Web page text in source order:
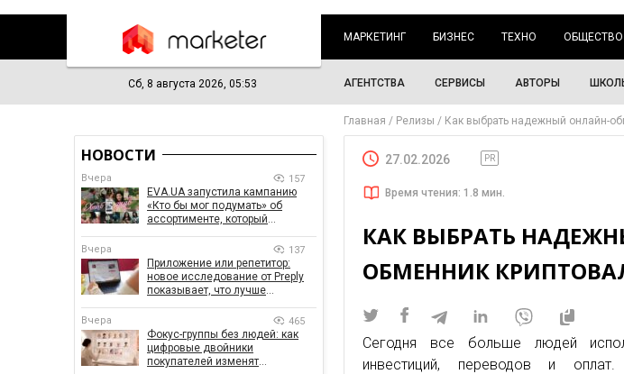
МАРКЕТИНГ БИЗНЕС ТЕХНО ОБЩЕСТВО
Сб, 8 августа 2026, 05:53 АГЕНТСТВА СЕРВИСЫ АВТОРЫ
Главная Релизы Как выбрать надежный онлайн-
27.02.2026 PR
Время чтения: 1.8 мин.
КАК ВЫБРАТЬ
ОБМЕННИК
Сегодня все больше людей
инвестиций, переводов и
НОВОСТИ
Вчера 157
EVA.UA запустила кампанию
«Кто бы мог подумать» об
ассортименте, который
Вчера 137
Приложение или репетитор:
новое исследование от Preply
показывает, что лучше
Вчера 465
Фокус-группы без людей: как
цифровые двойники
покупателей изменят